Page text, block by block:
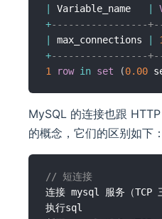
Variable_name
+-----------------
max_connections
+-----------------
1
row in set (0.00
MySQL 的连接也跟
的概念，它们的区别如下：
// 短连接
连接 mysql 服务（TCP
执行sql